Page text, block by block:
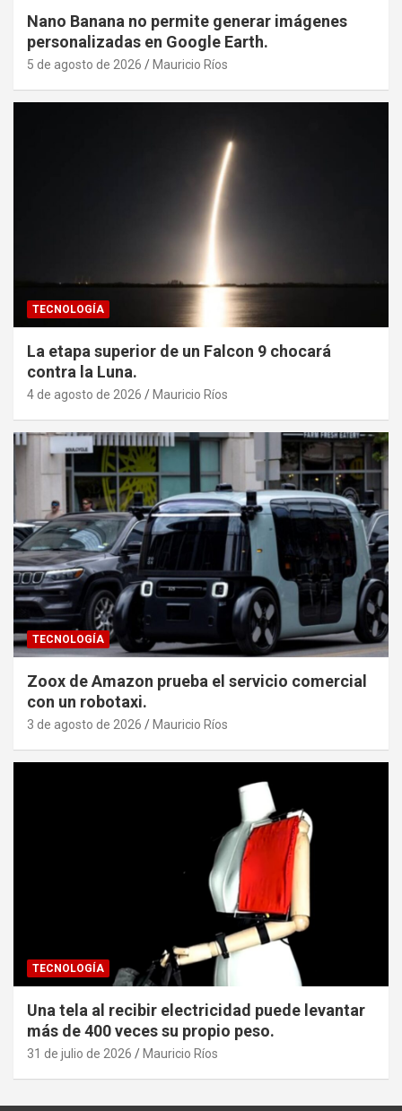
Nano Banana no permite generar imágenes
personalizadas en Google Earth.
5 de agosto de 2026 Mauricio Ríos
TECNOLOGÍA
La etapa superior de un Falcon 9 chocará
contra la Luna.
4 de agosto de 2026 Mauricio Ríos
TECNOLOGÍA
Zoox de Amazon prueba el servicio comercial
con un robotaxi.
3 de agosto de 2026 Mauricio Ríos
TECNOLOGÍA
Una tela al recibir electricidad puede levantar
más de 400 veces su propio peso.
31 de julio de 2026 Mauricio Ríos